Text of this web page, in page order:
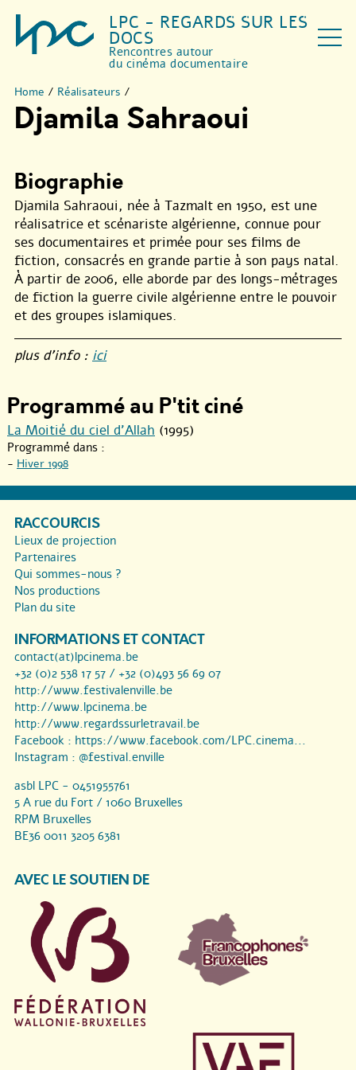
LPC - REGARDS SUR LES
DOCS
Rencontres autour
du cinéma documentaire
Home / Réalisateurs /
Djamila Sahraoui
Biographie
Djamila Sahraoui, née à Tazmalt en 1950, est une
réalisatrice et scénariste algérienne, connue pour
ses documentaires et primée pour ses films de
fiction, consacrés en grande partie à son pays natal.
À partir de 2006, elle aborde par des longs-métrages
de fiction la guerre civile algérienne entre le pouvoir
et des groupes islamiques.
plus d’info : ici
Programmé au P'tit ciné
La Moitié du ciel d’Allah (1995)
Programmé dans :
- Hiver 1998
RACCOURCIS
Lieux de projection
Partenaires
Qui sommes-nous ?
Nos productions
Plan du site
INFORMATIONS ET CONTACT
contact(at)lpcinema.be
+32 (0)2 538 17 57 / +32 (0)493 56 69 07
http://www.festivalenville.be
http://www.lpcinema.be
http://www.regardssurletravail.be
Facebook : https://www.facebook.com/LPC.cinema...
Instagram : @festival.enville
asbl LPC - 0451955761
5 A rue du Fort / 1060 Bruxelles
RPM Bruxelles
BE36 0011 3205 6381
AVEC LE SOUTIEN DE